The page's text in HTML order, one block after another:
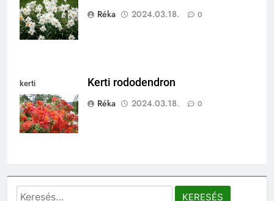
poeticus)
Réka
2024.03.18. 0
kerti
rododendron
Kerti rododendron
Réka
2024.03.18. 0
Keresés: